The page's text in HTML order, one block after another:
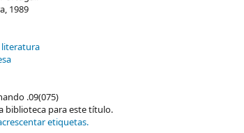
1989
literatura
.09(075)
biblioteca para este título.
etiquetas.